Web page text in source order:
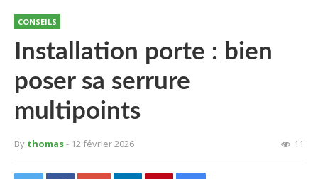
CONSEILS
Installation porte : bien
poser sa serrure
multipoints
By thomas- 12 février 2026 11